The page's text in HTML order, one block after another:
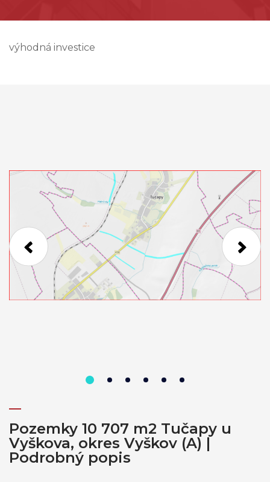
výhodná investice
Pozemky 10 707 m2 Tučapy u
Vyškova, okres Vyškov (A) |
Podrobný popis